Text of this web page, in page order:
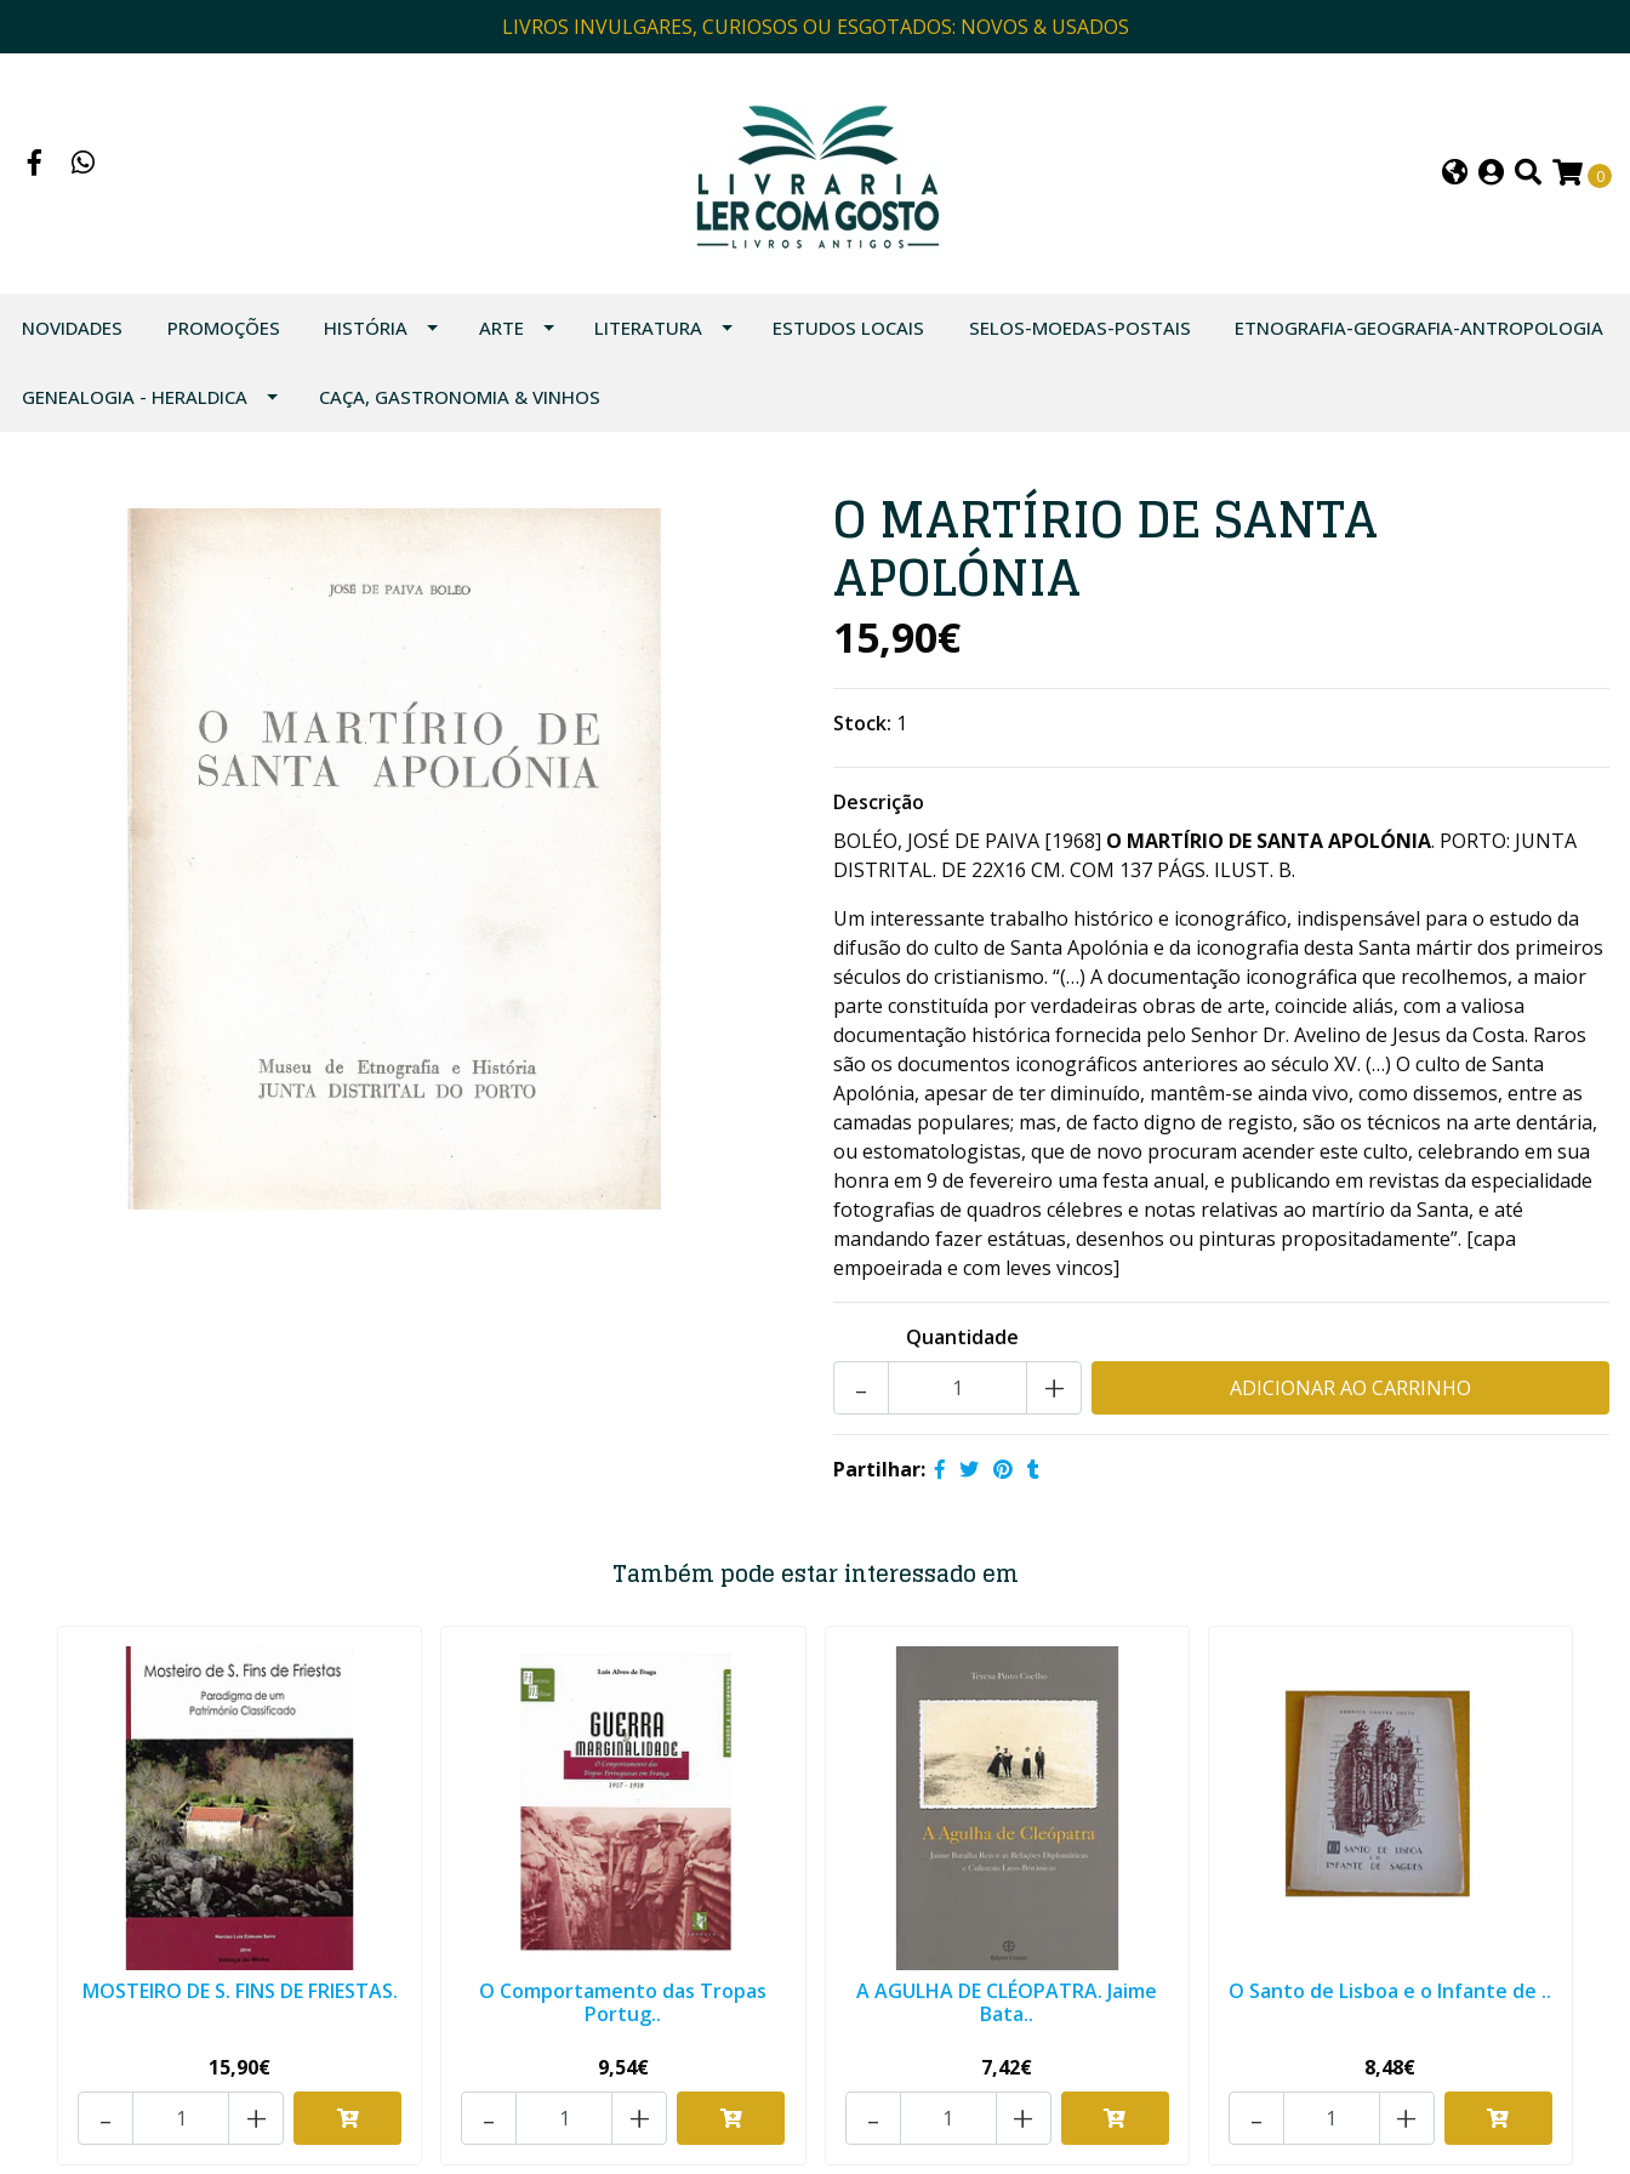
LIVROS INVULGARES, CURIOSOS OU ESGOTADOS: NOVOS & USADOS
0
NOVIDADES PROMOÇÕES HISTÓRIA ARTE LITERATURA ESTUDOS LOCAIS SELOS-MOEDAS-POSTAIS ETNOGRAFIA-GEOGRAFIA-ANTROPOLOGIA
GENEALOGIA - HERALDICA CAÇA, GASTRONOMIA & VINHOS
O MARTÍRIO DE SANTA
APOLÓNIA
15,90€
Stock: 1
Descrição
BOLÉO, JOSÉ DE PAIVA [1968] O MARTÍRIO DE SANTA APOLÓNIA. PORTO: JUNTA
DISTRITAL. DE 22X16 CM. COM 137 PÁGS. ILUST. B.
Um interessante trabalho histórico e iconográfico, indispensável para o estudo da
difusão do culto de Santa Apolónia e da iconografia desta Santa mártir dos primeiros
séculos do cristianismo. “(…) A documentação iconográfica que recolhemos, a maior
parte constituída por verdadeiras obras de arte, coincide aliás, com a valiosa
documentação histórica fornecida pelo Senhor Dr. Avelino de Jesus da Costa. Raros
são os documentos iconográficos anteriores ao século XV. (…) O culto de Santa
Apolónia, apesar de ter diminuído, mantêm-se ainda vivo, como dissemos, entre as
camadas populares; mas, de facto digno de registo, são os técnicos na arte dentária,
ou estomatologistas, que de novo procuram acender este culto, celebrando em sua
honra em 9 de fevereiro uma festa anual, e publicando em revistas da especialidade
fotografias de quadros célebres e notas relativas ao martírio da Santa, e até
mandando fazer estátuas, desenhos ou pinturas propositadamente”. [capa
empoeirada e com leves vincos]
Quantidade
+
-
Partilhar:
Também pode estar interessado em
MOSTEIRO DE S. FINS DE FRIESTAS.
15,90€
+
-
O Comportamento das Tropas
Portug..
9,54€
+
-
A AGULHA DE CLÉOPATRA. Jaime
Bata..
7,42€
+
-
O Santo de Lisboa e o Infante de ..
8,48€
+
-